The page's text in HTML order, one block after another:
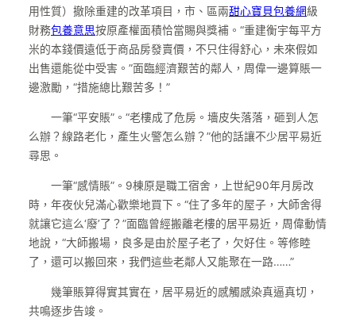
用性質）撤除重建的改革項目，市、區兩甜心寶貝包養網級
財務包養意思按原產權面積恰當賜與獎補。“重建衡宇每平方
米的本錢價遠低于商品房發賣價，不只住得舒心，未來假如
出售還能從中受害。”面臨經濟艱苦的鄰人，周偉一邊算賬一
邊激勵，“措施總比艱苦多！”
一筆“平安賬”。“老樓成了危房。墻皮失落落，砸到人怎
么辦？線路老化，產生火警怎么辦？”他的話讓不少居平易近
尋思。
一筆“感情賬”。9棟原是職工宿舍，上世紀90年月房改
時，年夜伙兒滿心歡樂地買下。“住了多年的屋子，大師舍得
就讓它這么‘廢’了？”面臨曾經搬離老樓的居平易近，周偉動情
地說，“大師搬場，良多是由於屋子老了，欠好住。等修睦
了，還可以搬回來，我們這些老鄰人又能聚在一路……”
幾筆賬算得實其實在，居平易近的感觸感染真逼真切，
共鳴逐步告竣。